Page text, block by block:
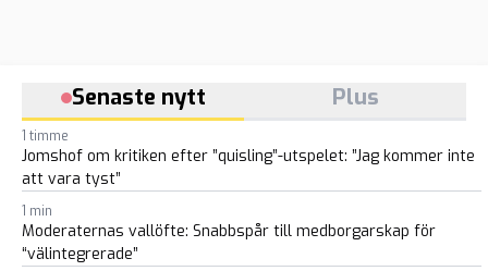
Senaste nytt Plus
1 timme
Jomshof om kritiken efter ”quisling”-utspelet: ”Jag kommer inte
att vara tyst”
1 min
Moderaternas vallöfte: Snabbspår till medborgarskap för
“välintegrerade”